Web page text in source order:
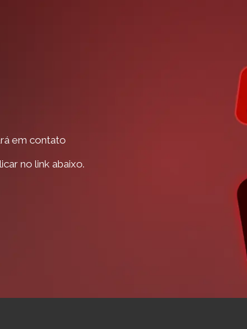
em contato
no link abaixo.